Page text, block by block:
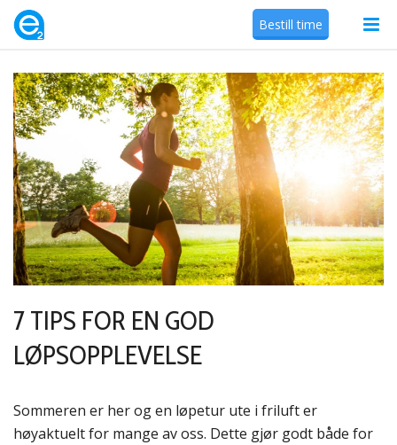
Bestill time
7 TIPS FOR EN GOD
LØPSOPPLEVELSE
Sommeren er her og en løpetur ute i friluft er
høyaktuelt for mange av oss. Dette gjør godt både for